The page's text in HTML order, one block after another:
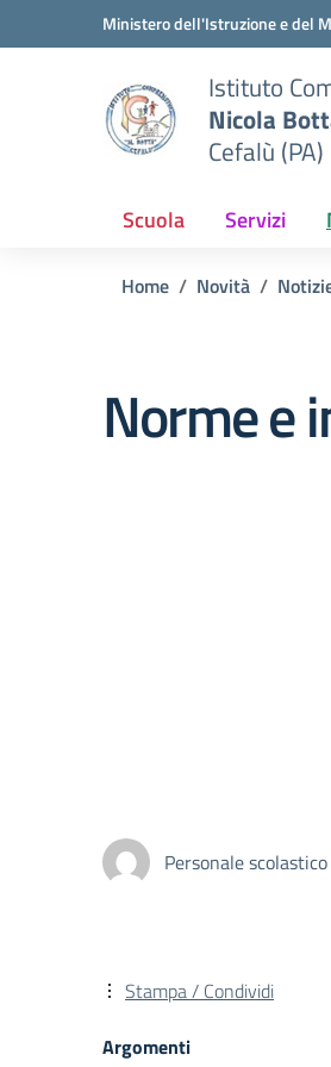
Vai ai contenuti
Vai al menu di navigazioneMinistero dell'Istruzione e del
Istituto
Nicola
Cefalù (PA)
Scuola Servizi
Home Novità
Norme e
Personale scolastico
Stampa / Condividi
Argomenti